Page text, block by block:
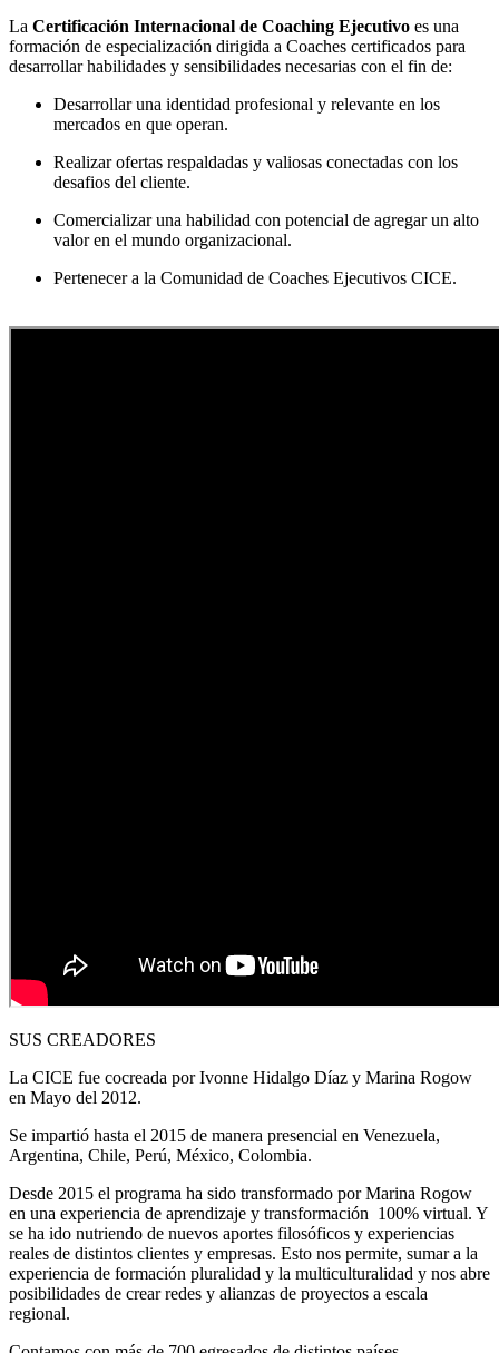
La Certificación Internacional de Coaching Ejecutivo es una
formación de especialización dirigida a Coaches certificados para
desarrollar habilidades y sensibilidades necesarias con el fin de:
Desarrollar una identidad profesional y relevante en los
mercados en que operan.
Realizar ofertas respaldadas y valiosas conectadas con los
desafios del cliente.
Comercializar una habilidad con potencial de agregar un alto
valor en el mundo organizacional.
Pertenecer a la Comunidad de Coaches Ejecutivos CICE.
SUS CREADORES
La CICE fue cocreada por Ivonne Hidalgo Díaz y Marina Rogow
en Mayo del 2012.
Se impartió hasta el 2015 de manera presencial en Venezuela,
Argentina, Chile, Perú, México, Colombia.
Desde 2015 el programa ha sido transformado por Marina Rogow
en una experiencia de aprendizaje y transformación 100% virtual. Y
se ha ido nutriendo de nuevos aportes filosóficos y experiencias
reales de distintos clientes y empresas. Esto nos permite, sumar a la
experiencia de formación pluralidad y la multiculturalidad y nos abre
posibilidades de crear redes y alianzas de proyectos a escala
regional.